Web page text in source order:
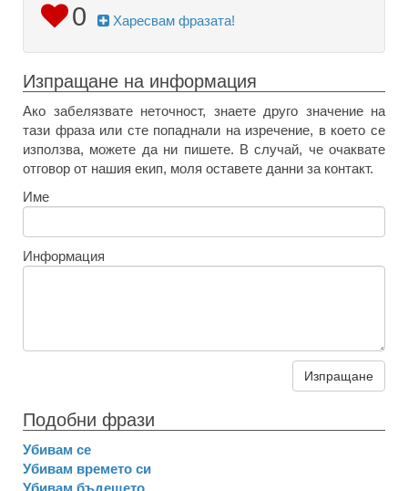
0 Харесвам фразата!
Изпращане на информация
Ако забелязвате неточност, знаете друго значение на
тази фраза или сте попаднали на изречение, в което се
използва, можете да ни пишете. В случай, че очаквате
отговор от нашия екип, моля оставете данни за контакт.
Име
Информация
Изпращане
Подобни фрази
Убивам се
Убивам времето си
Убивам бъдещето